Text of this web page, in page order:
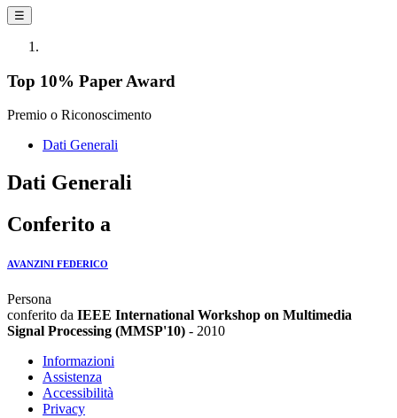
☰
Top 10% Paper Award
Premio o Riconoscimento
Dati Generali
Dati Generali
Conferito a
AVANZINI FEDERICO
Persona
conferito da IEEE International Workshop on Multimedia
Signal Processing (MMSP'10) - 2010
Informazioni
Assistenza
Accessibilità
Privacy